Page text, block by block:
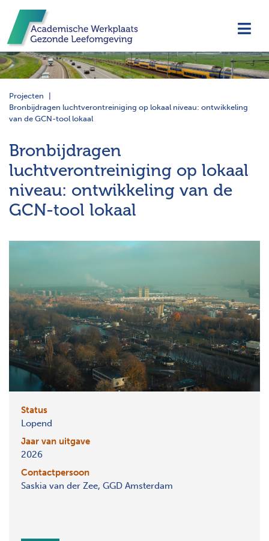
Projecten
Bronbijdragen luchtverontreiniging op lokaal niveau: ontwikkeling
van de GCN-tool lokaal
Bronbijdragen
luchtverontreiniging op lokaal
niveau: ontwikkeling van de
GCN-tool lokaal
Status
Lopend
Jaar van uitgave
2026
Contactpersoon
Saskia van der Zee, GGD Amsterdam